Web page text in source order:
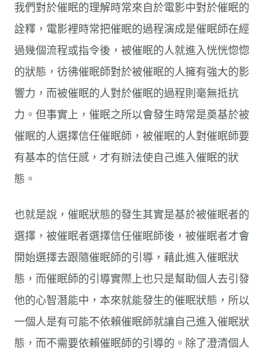
我們對於催眠的理解時常來自於電影中對於催眠的
詮釋，電影裡時常把催眠的過程演成是催眠師在經
過幾個流程或指令後，被催眠的人就進入恍恍惚惚
的狀態，彷彿催眠師對於被催眠的人擁有強大的影
響力，而被催眠的人對於催眠的過程則毫無抵抗
力。但事實上，催眠之所以會發生時常是奠基於被
催眠的人選擇信任催眠師，被催眠的人對催眠師要
有基本的信任感，才有辦法使自己進入催眠的狀
態。
也就是說，催眠狀態的發生其實是基於被催眠者的
選擇，被催眠者選擇信任催眠師後，被催眠者才會
開始選擇去跟隨催眠師的引導，藉此進入催眠狀
態，而催眠師的引導實際上也只是幫助個人去引發
他的心智潛能中，本來就能發生的催眠狀態，所以
一個人是有可能不依賴催眠師就讓自己進入催眠狀
態，而不需要依賴催眠師的引導的。除了澄清個人